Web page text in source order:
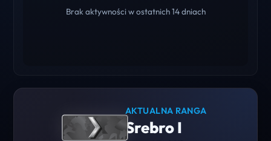
Brak aktywności w ostatnich 14 dniach
AKTUALNA RANGA
Srebro I